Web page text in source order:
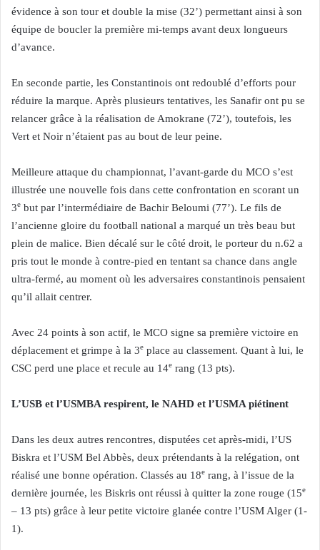
évidence à son tour et double la mise (32’) permettant ainsi à son
équipe de boucler la première mi-temps avant deux longueurs
d’avance.
En seconde partie, les Constantinois ont redoublé d’efforts pour
réduire la marque. Après plusieurs tentatives, les Sanafir ont pu se
relancer grâce à la réalisation de Amokrane (72’), toutefois, les
Vert et Noir n’étaient pas au bout de leur peine.
Meilleure attaque du championnat, l’avant-garde du MCO s’est
illustrée une nouvelle fois dans cette confrontation en scorant un
3e but par l’intermédiaire de Bachir Beloumi (77’). Le fils de
l’ancienne gloire du football national a marqué un très beau but
plein de malice. Bien décalé sur le côté droit, le porteur du n.62 a
pris tout le monde à contre-pied en tentant sa chance dans angle
ultra-fermé, au moment où les adversaires constantinois pensaient
qu’il allait centrer.
Avec 24 points à son actif, le MCO signe sa première victoire en
déplacement et grimpe à la 3e place au classement. Quant à lui, le
CSC perd une place et recule au 14e rang (13 pts).
L’USB et l’USMBA respirent, le NAHD et l’USMA piétinent
Dans les deux autres rencontres, disputées cet après-midi, l’US
Biskra et l’USM Bel Abbès, deux prétendants à la relégation, ont
réalisé une bonne opération. Classés au 18e rang, à l’issue de la
dernière journée, les Biskris ont réussi à quitter la zone rouge (15e
– 13 pts) grâce à leur petite victoire glanée contre l’USM Alger (1-
1).